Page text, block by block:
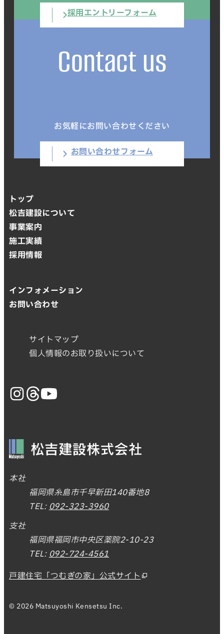
採用エントリーフォーム
Contact us
お気軽にお問い合わせください
お問い合わせフォーム
トップ
松吉建設について
事業案内
施工実績
採用情報
インフォメーション
お問い合わせ
サイトマップ
個人情報のお取り扱いについて
本社
福岡県糸島市千早新田140番地8
TEL:092-323-3960
支社
福岡県福岡市中央区薬院2-10-23
TEL: 092-724-4561
戸建住宅「つむぎの家」公式サイト
© 2026 Matsuyoshi Kensetsu Inc.